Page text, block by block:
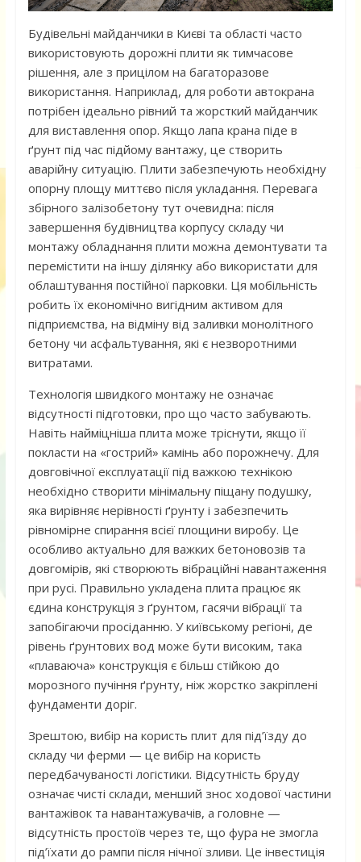
Будівельні майданчики в Києві та області часто
використовують дорожні плити як тимчасове
рішення, але з прицілом на багаторазове
використання. Наприклад, для роботи автокрана
потрібен ідеально рівний та жорсткий майданчик
для виставлення опор. Якщо лапа крана піде в
ґрунт під час підйому вантажу, це створить
аварійну ситуацію. Плити забезпечують необхідну
опорну площу миттєво після укладання. Перевага
збірного залізобетону тут очевидна: після
завершення будівництва корпусу складу чи
монтажу обладнання плити можна демонтувати та
перемістити на іншу ділянку або використати для
облаштування постійної парковки. Ця мобільність
робить їх економічно вигідним активом для
підприємства, на відміну від заливки монолітного
бетону чи асфальтування, які є незворотними
витратами.
Технологія швидкого монтажу не означає
відсутності підготовки, про що часто забувають.
Навіть найміцніша плита може тріснути, якщо її
покласти на «гострий» камінь або порожнечу. Для
довговічної експлуатації під важкою технікою
необхідно створити мінімальну піщану подушку,
яка вирівняє нерівності ґрунту і забезпечить
рівномірне спирання всієї площини виробу. Це
особливо актуально для важких бетоновозів та
довгомірів, які створюють вібраційні навантаження
при русі. Правильно укладена плита працює як
єдина конструкція з ґрунтом, гасячи вібрації та
запобігаючи просіданню. У київському регіоні, де
рівень ґрунтових вод може бути високим, така
«плаваюча» конструкція є більш стійкою до
морозного пучіння ґрунту, ніж жорстко закріплені
фундаменти доріг.
Зрештою, вибір на користь плит для під’їзду до
складу чи ферми — це вибір на користь
передбачуваності логістики. Відсутність бруду
означає чисті склади, менший знос ходової частини
вантажівок та навантажувачів, а головне —
відсутність простоїв через те, що фура не змогла
під’їхати до рампи після нічної зливи. Це інвестиція